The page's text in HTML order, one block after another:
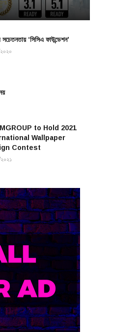
সচেতনতায় ‘সিসিএ ফাউন্ডেশন’
to Hold 2021
Wallpaper
Contest